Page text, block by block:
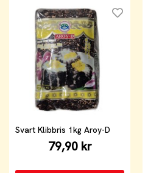
Svart Klibbris 1kg Aroy-D
79,90 kr